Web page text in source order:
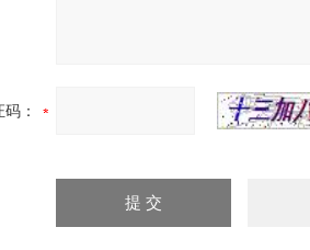
：